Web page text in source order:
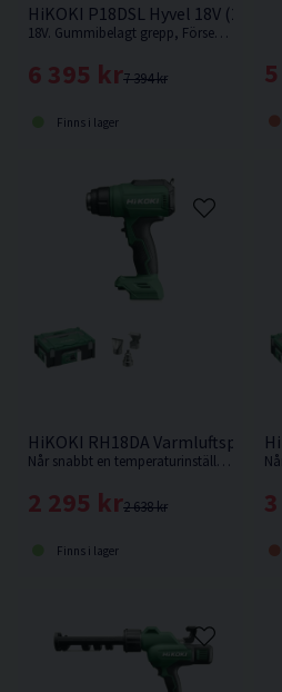
HiKOKI P18DSL Hyvel 18V
18V. Gummibelagt grepp, Försedd med skyddsklack för avställning och enkelt och snabbt byte av hyvelskär.
7 394 kr
6 395 kr
Finns i lager
HiKOKI RH18DA Varmluftspistol
Når snabbt en temperaturinställning på upp till 550°C och högt luftflöde för snabba och krävande applikationer. Levereras utan batteri och laddare.
2 638 kr
2 295 kr
Finns i lager